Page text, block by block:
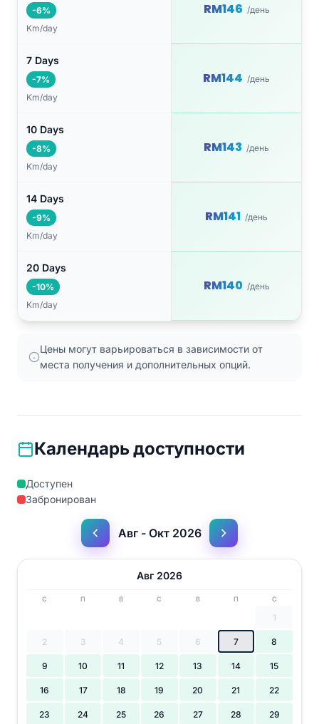
-6%
Km/day
RM146 /день
7 Days
-7%
Km/day
RM144 /день
10 Days
-8%
Km/day
RM143 /день
14 Days
-9%
Km/day
RM141 /день
20 Days
-10%
Km/day
RM140 /день
Цены могут варьироваться в зависимости от
места получения и дополнительных опций.
Календарь доступности
Доступен
Забронирован
Авг - Окт 2026
Авг 2026
С П В С В П С
1
2 3 4 5 6 7 8
9 10 11 12 13 14 15
16 17 18 19 20 21 22
23 24 25 26 27 28 29